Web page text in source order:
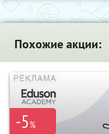
Похожие акции:
-5%